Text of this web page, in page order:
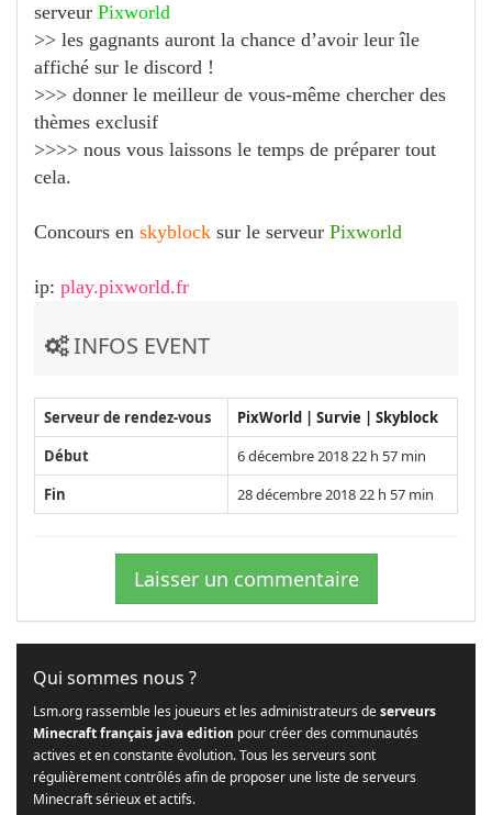
serveur Pixworld
>> les gagnants auront la chance d’avoir leur île
affiché sur le discord !
>>> donner le meilleur de vous-même chercher des
thèmes exclusif
>>>> nous vous laissons le temps de préparer tout
cela.
Concours en skyblock sur le serveur Pixworld
ip: play.pixworld.fr
INFOS EVENT
Serveur de rendez-vous
PixWorld | Survie | Skyblock
Début
6 décembre 2018 22 h 57 min
Fin
28 décembre 2018 22 h 57 min
Laisser un commentaire
Qui sommes nous ?
Lsm.org rassemble les joueurs et les administrateurs deserveurs
Minecraft français java edition pour créer des communautés
actives et en constante évolution. Tous les serveurs sont
régulièrement contrôlés afin de proposer une liste de serveurs
Minecraft sérieux et actifs.